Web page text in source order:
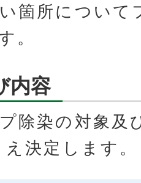
箇所について
。
内容
除染の対象及
決定します。